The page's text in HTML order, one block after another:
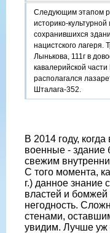
Следующим этапом
историко-
сохранившихся
нацистского лагеря.
Лынькова, 111г в
кавалерийской
располагался
Шталага-352.
В 2014 году,
военные - здание
свежим
С того момента,
г.) данное знание
властей и
негодность.
стенами,
увидим. Лучше уж